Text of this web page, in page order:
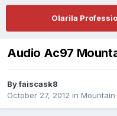
Olarila
Audio Ac97
Byfaiscask8
October 27, 2012 in Mountain